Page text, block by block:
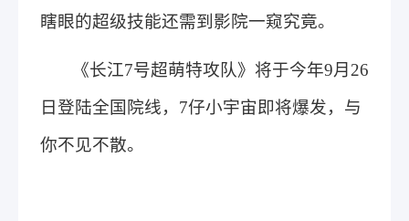
瞎眼的超级技能还需到影院一窥究竟。
《长江7号超萌特攻队》将于今年9月26
日登陆全国院线，7仔小宇宙即将爆发，与
你不见不散。